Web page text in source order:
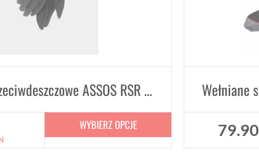
Rękawice przeciwdeszczowe ASSOS RSR THERMO RAIN SHELL Black Series Unisex
WYBIERZ OPCJE 79.90